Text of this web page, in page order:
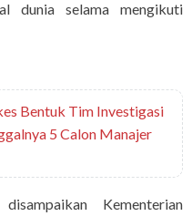
dunia selama mengikuti
Bentuk Tim Investigasi
5 Calon Manajer
Kementerian